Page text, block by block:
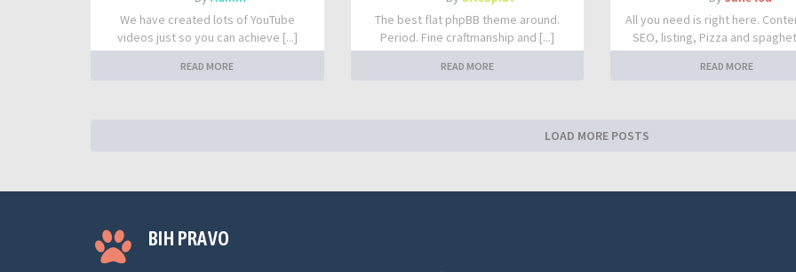
We have created lots of YouTube
videos just so you can achieve [...]
READ MORE
The best flat phpBB theme around.
Period. Fine craftmanship and [...]
READ MORE
All you need is right here.
SEO, listing, Pizza and
READ MORE
LOAD MORE POSTS
BIH PRAVO